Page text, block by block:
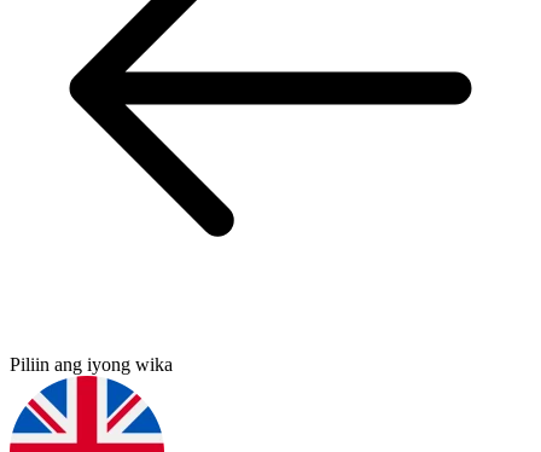
Piliin ang iyong wika